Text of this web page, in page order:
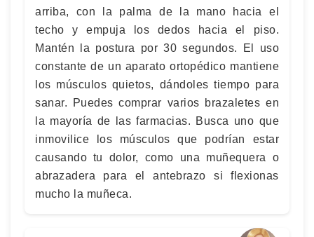
arriba, con la palma de la mano hacia el
techo y empuja los dedos hacia el piso.
Mantén la postura por 30 segundos. El uso
constante de un aparato ortopédico mantiene
los músculos quietos, dándoles tiempo para
sanar. Puedes comprar varios brazaletes en
la mayoría de las farmacias. Busca uno que
inmovilice los músculos que podrían estar
causando tu dolor, como una muñequera o
abrazadera para el antebrazo si flexionas
mucho la muñeca.